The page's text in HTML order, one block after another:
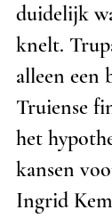
duidelijk
knelt.
alleen een
Truiense
het
kansen
Ingrid